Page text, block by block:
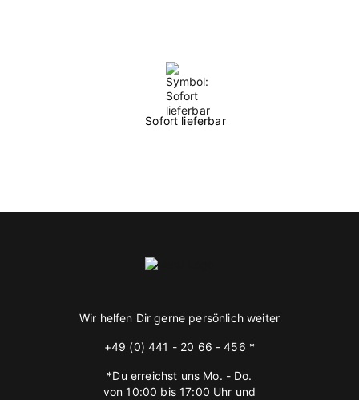
Sofort lieferbar
Wir helfen Dir gerne persönlich weiter
+49 (0) 441 - 20 66 - 456 *
*Du erreichst uns Mo. - Do.
von 10:00 bis 17:00 Uhr und